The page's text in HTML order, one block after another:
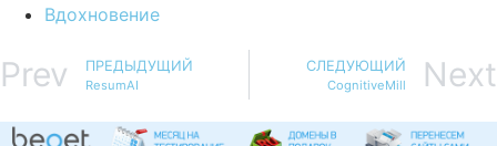
Вдохновение
Prev ПРЕДЫДУЩИЙ
ResumAI
СЛЕДУЮЩИЙ
CognitiveMill Next